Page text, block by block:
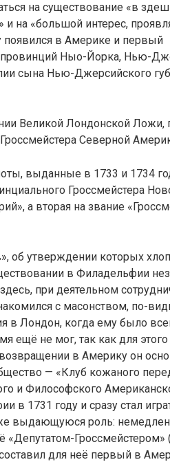
на существование «в
на «большой интерес,
появился в Америке и первый
провинций Ныо-Йорка, Нью-
сына Нью-Джерсийского
Великой Лондонской Ложи,
Северной
выданные в 1733 и 1734
Гроссмейстера
а вторая на звание
об утверждении которых
в Филадельфии
при деятельном
с масонством, по-
в Лондон, когда ему было
ещё не мог, так как для
в Америку он
— «Клуб кожаного
и Философского
в 1731 году и сразу стал
выдающуюся роль:
«Депутатом-
для неё первый в